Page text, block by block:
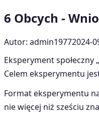
6 Obcych -
Autor: admin19772024-
Eksperyment
Celem eksperymentu
Format eksperymentu
nie więcej niż sześciu